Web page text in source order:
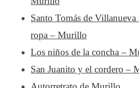
Santo Tomás de Villanueva
ropa – Murillo
Los niños de la concha –
San Juanito y el cordero –